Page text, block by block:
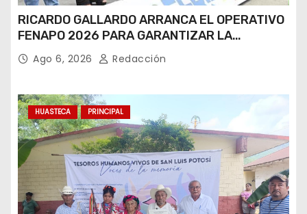
RICARDO GALLARDO ARRANCA EL OPERATIVO
FENAPO 2026 PARA GARANTIZAR LA
SEGURIDAD DE MÁS DE 9 MILLONES DE
VISITANTES
Ago 6, 2026 Redacción
HUASTECA PRINCIPAL